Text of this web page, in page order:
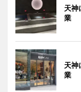
天神
業
天神
業